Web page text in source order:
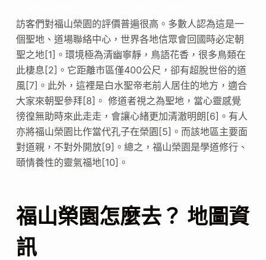
訪客們對福山榮園的評價普遍很高。多數人認為這是一
個聖地、道場聯絡中心，世界各地信眾會回國時必定朝
聖之地[1]。環境極為清幽寧靜，鳥語花香，很多鳥類在
此棲息[2]。它距離市區僅400公尺，卻有超脫世俗的道
風[7]。此外，這裡是白水聖帝老前人居住的地方，適合
大家來朝聖參拜[8]。 修道者視之為聖地，當心靈感覺
徬徨無助時來此走走，會讓心緒更加清澈明朗[6]。有人
亦將福山榮園比作當代孔子在榮園[5]。而該地區主要面
對道親，不對外開放[9]。總之，福山榮園是學道修行、
頤情養性的靈氣福地[10]。
福山榮園怎麼去？ 地圖資
訊